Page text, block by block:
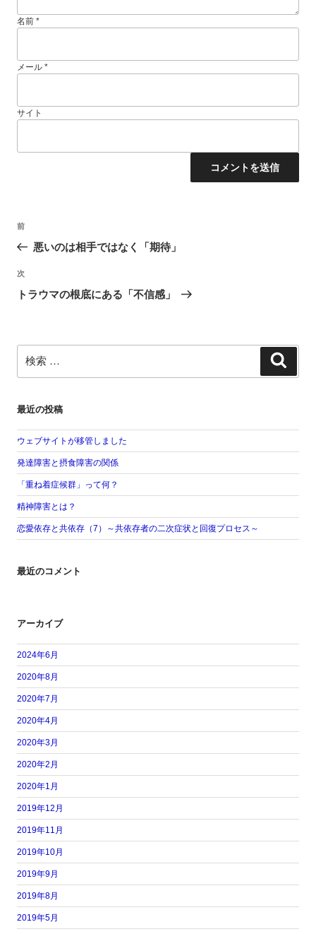
名前 *
メール *
サイト
稿
ビ
ー
ョ
過
の
稿
前
悪いのは相手ではなく「期待」
次
投
次
トラウマの根底にある「不信感」
索:
最近の投稿
ウェブサイトが移管しました
発達障害と摂食障害の関係
「重ね着症候群」って何？
精神障害とは？
恋愛依存と共依存（7）～共依存者の二次症状と回復プロセス～
最近のコメント
アーカイブ
2024年6月
2020年8月
2020年7月
2020年4月
2020年3月
2020年2月
2020年1月
2019年12月
2019年11月
2019年10月
2019年9月
2019年8月
2019年5月